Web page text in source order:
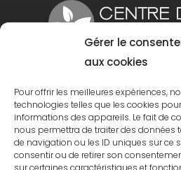
Gérer le
aux cookies
Pour offrir les meilleures expériences,
technologies telles que les cookies
informations des appareils. Le fait de
nous permettra de traiter des données
de navigation ou les ID uniques sur ce
consentir ou de retirer son
sur certaines caractéristiques et
1280 Rue King Est
Tél:819 300-8181|